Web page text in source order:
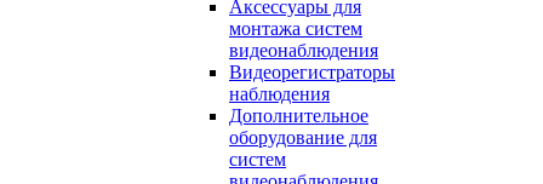
Аксессуары для
монтажа систем
видеонаблюдения
Видеорегистраторы
наблюдения
Дополнительное
оборудование для
систем